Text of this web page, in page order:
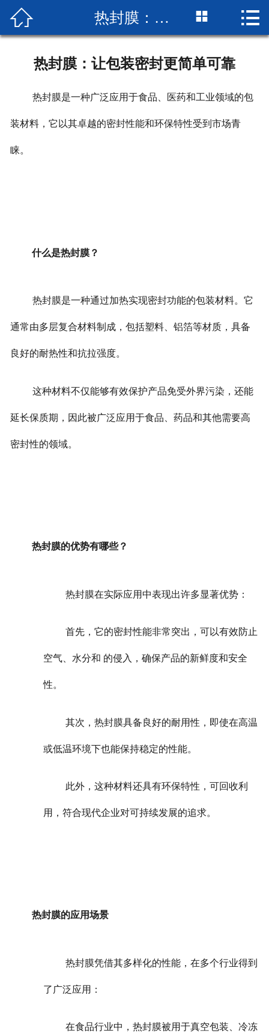
网站首页
 热封膜：让包装密封更简单可靠  
热封膜：让包装密封更简单可靠
热封膜是一种广泛应用于食品、医药和工业领域的包
装材料，它以其卓越的密封性能和环保特性受到市场青
睐。
什么是热封膜？
热封膜是一种通过加热实现密封功能的包装材料。它
通常由多层复合材料制成，包括塑料、铝箔等材质，具备
良好的耐热性和抗拉强度。
这种材料不仅能够有效保护产品免受外界污染，还能
延长保质期，因此被广泛应用于食品、药品和其他需要高
密封性的领域。
热封膜的优势有哪些？
热封膜在实际应用中表现出许多显著优势：
首先，它的密封性能非常突出，可以有效防止
空气、水分和 的侵入，确保产品的新鲜度和安全
性。
其次，热封膜具备良好的耐用性，即使在高温
或低温环境下也能保持稳定的性能。
此外，这种材料还具有环保特性，可回收利
用，符合现代企业对可持续发展的追求。
热封膜的应用场景
热封膜凭借其多样化的性能，在多个行业得到
了广泛应用：
在食品行业中，热封膜被用于真空包装、冷冻